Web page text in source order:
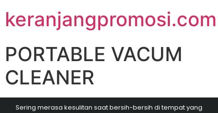
keranjangpromosi.com
PORTABLE VACUM
CLEANER
Sering merasa kesulitan saat bersih-bersih di tempat yang